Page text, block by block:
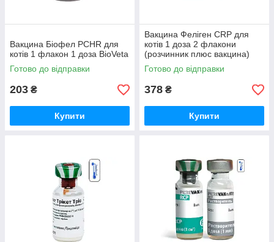
Вакцина Біофел PCHR для
котів 1 флакон 1 доза BioVeta
Готово до відправки
203 ₴
Купити
Вакцина Феліген CRP для
котів 1 доза 2 флакони
(розчинник плюс вакцина)
Virbac
Готово до відправки
378 ₴
Купити